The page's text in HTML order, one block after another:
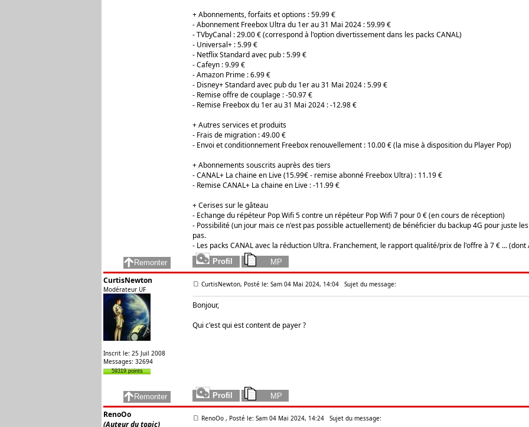
+ Abonnements, forfaits et options : 59.99 €
- Abonnement Freebox Ultra du 1er au 31 Mai 2024 : 59.99 €
- TVbyCanal : 29.00 € (correspond à l'option divertissement dans les packs CANAL)
- Universal+ : 5.99 €
- Netflix Standard avec pub : 5.99 €
- Cafeyn : 9.99 €
- Amazon Prime : 6.99 €
- Disney+ Standard avec pub du 1er au 31 Mai 2024 : 5.99 €
- Remise offre de couplage : -50.97 €
- Remise Freebox du 1er au 31 Mai 2024 : -12.98 €
+ Autres services et produits
- Frais de migration : 49.00 €
- Envoi et conditionnement Freebox renouvellement : 10.00 € (la mise à disposition du Player Pop)
+ Abonnements souscrits auprès des tiers
- CANAL+ La chaine en Live (15.99€ - remise abonné Freebox Ultra) : 11.19 €
- Remise CANAL+ La chaine en Live : -11.99 €
+ Cerises sur le gâteau
- Echange du répéteur Pop Wifi 5 contre un répéteur Pop Wifi 7 pour 0 € (en cours de réception)
- Possibilité (un jour mais ce n'est pas possible actuellement) de bénéficier du backup 4G pour juste
pas.
- Les packs CANAL avec la réduction Ultra. Franchement, le rapport qualité/prix de l'offre à 7 € ... (dont
CurtisNewton
Modérateur UF
Inscrit le: 25 Juil 2008
Messages: 32694
59319 points
CurtisNewton, Posté le: Sam 04 Mai 2024, 14:04 Sujet du message:
Bonjour,
Qui c'est qui est content de payer ?
RenoOo
(Auteur du topic)
RenoOo , Posté le: Sam 04 Mai 2024, 14:24 Sujet du message: